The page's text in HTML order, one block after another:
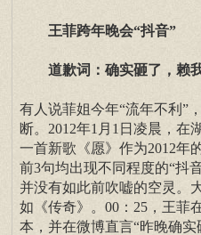
王菲跨年晚会“抖音”
道歉词：确实砸了，赖我
有人说菲姐今年“流年不利”
断。2012年1月1日凌晨，在
一首新歌《愿》作为2012年
前3句均出现不同程度的“抖
并没有如此前吹嘘的空灵。
如《传奇》。00：25，王菲
本，并在微博直言“昨晚确